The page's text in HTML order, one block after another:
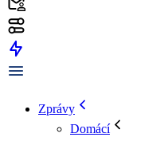
Zprávy
Domácí